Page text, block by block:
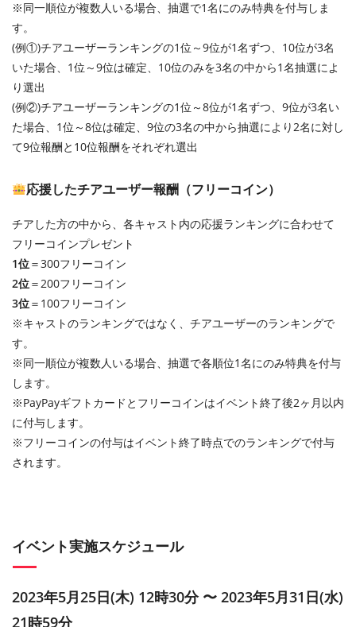
※同一順位が複数人いる場合、抽選で1名にのみ特典を付与しま
す。
(例①)チアユーザーランキングの1位～9位が1名ずつ、10位が3名
いた場合、1位～9位は確定、10位のみを3名の中から1名抽選によ
り選出
(例②)チアユーザーランキングの1位～8位が1名ずつ、9位が3名い
た場合、1位～8位は確定、9位の3名の中から抽選により2名に対し
て9位報酬と10位報酬をそれぞれ選出
応援したチアユーザー報酬（フリーコイン）
チアした方の中から、各キャスト内の応援ランキングに合わせて
フリーコインプレゼント
1位＝300フリーコイン
2位＝200フリーコイン
3位＝100フリーコイン
※キャストのランキングではなく、チアユーザーのランキングで
す。
※同一順位が複数人いる場合、抽選で各順位1名にのみ特典を付与
します。
※PayPayギフトカードとフリーコインはイベント終了後2ヶ月以内
に付与します。
※フリーコインの付与はイベント終了時点でのランキングで付与
されます。
イベント実施スケジュール
2023年5月25日(木) 12時30分 〜 2023年5月31日(水)
21時59分